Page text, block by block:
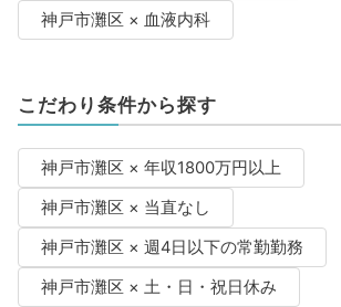
神戸市灘区 × 血液内科
こだわり条件から探す
神戸市灘区 × 年収1800万円以上
神戸市灘区 × 当直なし
神戸市灘区 × 週4日以下の常勤勤務
神戸市灘区 × 土・日・祝日休み